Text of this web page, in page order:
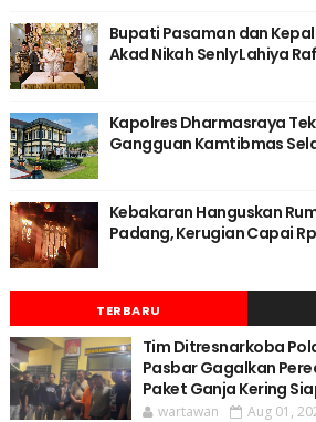
Bupati Pasaman dan
Akad Nikah Senly Lahiya
Kapolres Dharmasraya
Gangguan Kamtibmas
Kebakaran Hanguskan
Padang, Kerugian Capai
TERBARU
Tim Ditresnarkoba
Pasbar Gagalkan
Paket Ganja Kering
wartawan Aug 01,